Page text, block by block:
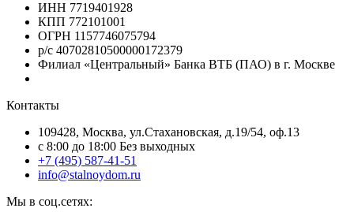
ИНН 7719401928
КПП 772101001
ОГРН 1157746075794
р/с 40702810500000172379
Филиал «Центральный» Банка ВТБ (ПАО) в г. Москве
Контакты
109428, Москва, ул.Стахановская, д.19/54, оф.13
c 8:00 до 18:00 Без выходных
+7 (495) 587-41-51
info@stalnoydom.ru
Мы в соц.сетях: